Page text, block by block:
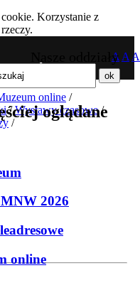
Korzystanie z
Nasze oddziały
oglądane
2026
online
A A A
online /
/Wystawy czasowe/
/